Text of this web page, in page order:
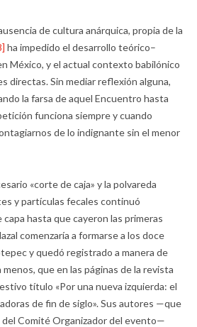
de cultura anárquica, propia de la
ha impedido el desarrollo teórico–
México, y el actual contexto babilónico
directas. Sin mediar reflexión alguna,
la farsa de aquel Encuentro hasta
funciona siempre y cuando
de lo indignante sin el menor
«corte de caja» y la polvareda
y partículas fecales continuó
hasta que cayeron las primeras
comenzaría a formarse a los doce
y quedó registrado a manera de
menos, que en las páginas de la revista
título «Por una nueva izquierda: el
de fin de siglo». Sus autores —que
Comité Organizador del evento—